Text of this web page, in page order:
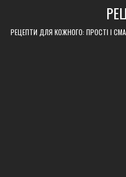
content
РЕЦЕПТИ ДЛЯ КОЖНОГО: ПРОСТІ І